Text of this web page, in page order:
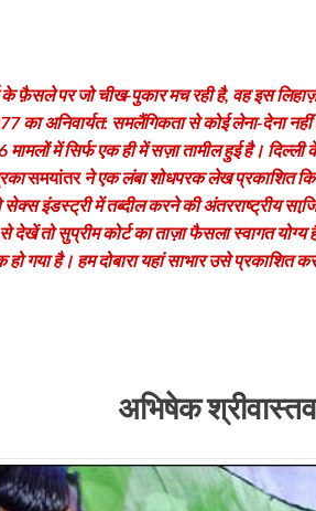
के फ़ैसले पर जो चीख-पुकार मच रही है, वह इस
का अनिवार्यत: समलैंगिकता से कोई लेना-देना
मामलों में सिर्फ एक ही में सज़ा तामील हुई है।
समयांतर ने एक लंबा शोधपरक लेख प्रकाशित
इंडस्‍ट्री में तब्‍दील करने की अंतरराष्‍ट्रीय
तो सुप्रीम कोर्ट का ताज़ा फैसला स्‍वागत
गया है। हम दोबारा यहां साभार उसे प्रकाशित
अभिषेक श्रीवास्तव